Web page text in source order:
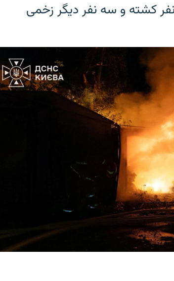
کشته و سه نفر دیگر زخمی